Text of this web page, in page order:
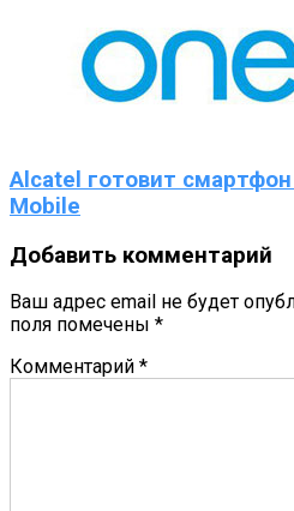
Alcatel готовит
Mobile
Добавить комментарий
Ваш адрес email не будет
поля помечены *
Комментарий *